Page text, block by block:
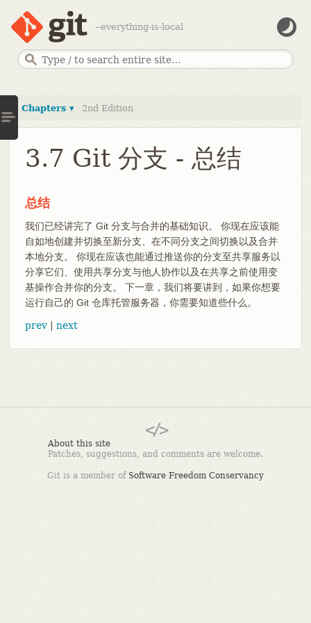
--everything-is-local
Chapters ▾ 2nd Edition
3.7 Git 分支 - 总结
总结
我们已经讲完了 Git 分支与合并的基础知识。 你现在应该能
自如地创建并切换至新分支、在不同分支之间切换以及合并
本地分支。 你现在应该也能通过推送你的分支至共享服务以
分享它们、使用共享分支与他人协作以及在共享之前使用变
基操作合并你的分支。 下一章，我们将要讲到，如果你想要
运行自己的 Git 仓库托管服务器，你需要知道些什么。
prev| next
About this site
Patches, suggestions, and comments are welcome.
Git is a member of Software Freedom Conservancy